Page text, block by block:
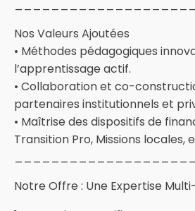
Nos Valeurs Ajoutées
• Méthodes pédagogiques
l’apprentissage actif.
• Collaboration et co-
partenaires institutionnels et
• Maîtrise des dispositifs de
Transition Pro, Missions locales,
Notre Offre : Une Expertise